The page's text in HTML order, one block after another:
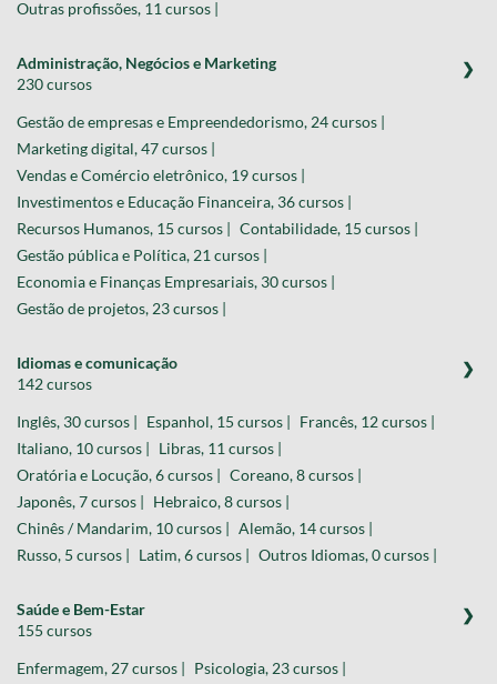
Outras profissões, 11 cursos |
Administração, Negócios e Marketing
230 cursos
Gestão de empresas e Empreendedorismo, 24 cursos |
Marketing digital, 47 cursos |
Vendas e Comércio eletrônico, 19 cursos |
Investimentos e Educação Financeira, 36 cursos |
Recursos Humanos, 15 cursos | Contabilidade, 15 cursos |
Gestão pública e Política, 21 cursos |
Economia e Finanças Empresariais, 30 cursos |
Gestão de projetos, 23 cursos |
Idiomas e comunicação
142 cursos
Inglês, 30 cursos | Espanhol, 15 cursos | Francês, 12 cursos |
Italiano, 10 cursos | Libras, 11 cursos |
Oratória e Locução, 6 cursos | Coreano, 8 cursos |
Japonês, 7 cursos | Hebraico, 8 cursos |
Chinês / Mandarim, 10 cursos | Alemão, 14 cursos |
Russo, 5 cursos | Latim, 6 cursos | Outros Idiomas, 0 cursos |
Saúde e Bem-Estar
155 cursos
Enfermagem, 27 cursos | Psicologia, 23 cursos |